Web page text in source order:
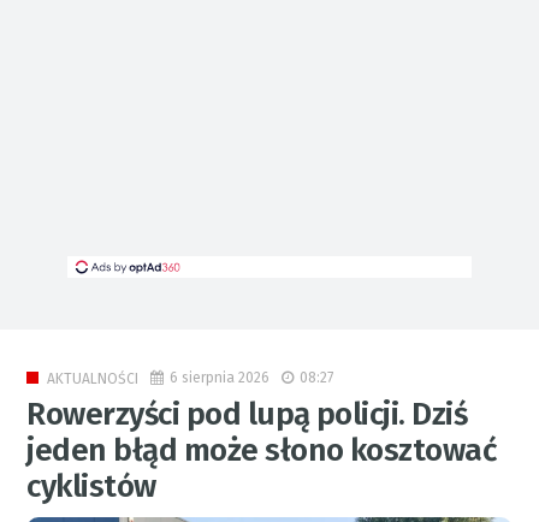
AKTUALNOŚCI 6 sierpnia 2026 08:27
Rowerzyści pod lupą policji. Dziś
jeden błąd może słono kosztować
cyklistów